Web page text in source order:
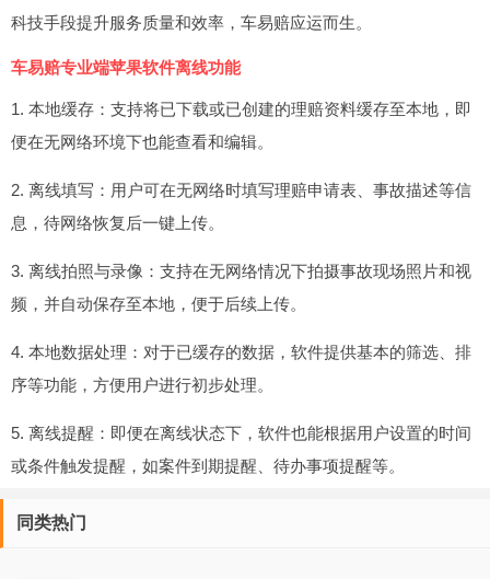
科技手段提升服务质量和效率，车易赔应运而生。
车易赔专业端苹果软件离线功能
1. 本地缓存：支持将已下载或已创建的理赔资料缓存至本地，即
便在无网络环境下也能查看和编辑。
2. 离线填写：用户可在无网络时填写理赔申请表、事故描述等信
息，待网络恢复后一键上传。
3. 离线拍照与录像：支持在无网络情况下拍摄事故现场照片和视
频，并自动保存至本地，便于后续上传。
4. 本地数据处理：对于已缓存的数据，软件提供基本的筛选、排
序等功能，方便用户进行初步处理。
5. 离线提醒：即便在离线状态下，软件也能根据用户设置的时间
或条件触发提醒，如案件到期提醒、待办事项提醒等。
同类热门